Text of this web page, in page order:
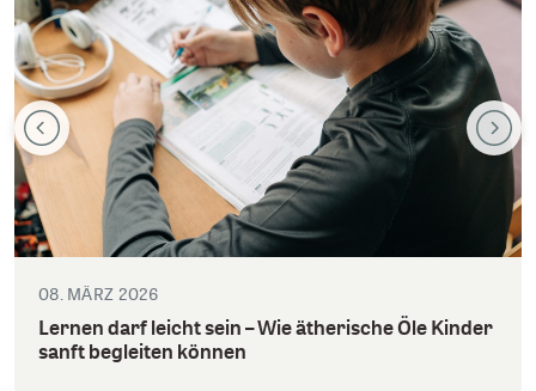
08. MÄRZ 2026
Lernen darf leicht sein – Wie ätherische Öle Kinder
sanft begleiten können